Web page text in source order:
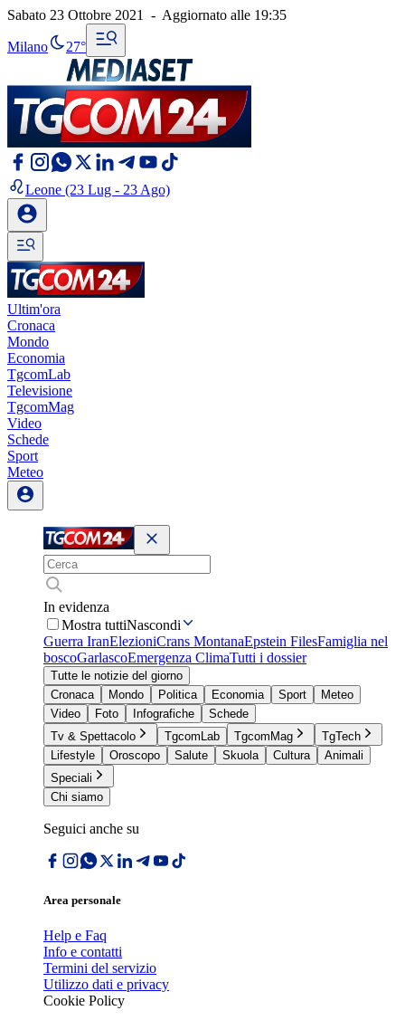
Sabato 23 Ottobre 2021 - Aggiornato alle 19:35
Milano 27°
Leone (23 Lug - 23 Ago)
Ultim'ora
Cronaca
Mondo
Economia
TgcomLab
Televisione
TgcomMag
Video
Schede
Sport
Meteo
In evidenza
Mostra tuttiNascondi
Guerra IranElezioniCrans MontanaEpstein FilesFamiglia nel
boscoGarlascoEmergenza ClimaTutti i dossier
Tutte le notizie del giorno
Cronaca
Mondo Politica Economia Sport
Meteo
Video
Foto Infografiche
Schede
Tv & Spettacolo
TgcomLab TgcomMag
TgTech
Lifestyle
Oroscopo Salute Skuola Cultura
Animali
Speciali
Chi siamo
Seguici anche su
Area personale
Help e Faq
Info e contatti
Termini del servizio
Utilizzo dati e privacy
Cookie Policy